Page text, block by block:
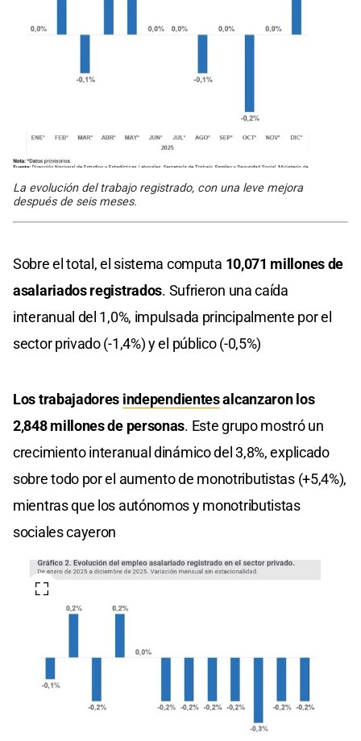
La evolución del trabajo registrado, con una leve mejora
después de seis meses.
Sobre el total, el sistema computa 10,071 millones de
asalariados registrados. Sufrieron una caída
interanual del 1,0%, impulsada principalmente por el
sector privado (-1,4%) y el público (-0,5%)
Los trabajadores independientesalcanzaron los
2,848 millones de personas. Este grupo mostró un
crecimiento interanual dinámico del 3,8%, explicado
sobre todo por el aumento de monotributistas (+5,4%),
mientras que los autónomos y monotributistas
sociales cayeron